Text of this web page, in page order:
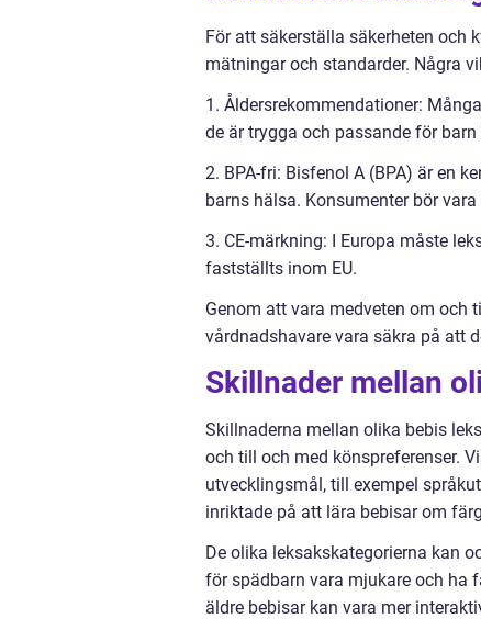
För att säkerställa säkerheten och
mätningar och standarder. Några
1. Åldersrekommendationer:
de är trygga och passande för
2. BPA-fri: Bisfenol A (BPA) är en
barns hälsa. Konsumenter bör
3. CE-märkning: I Europa måste
fastställts inom EU.
Genom att vara medveten om
vårdnadshavare vara säkra på att
Skillnader mellan
Skillnaderna mellan olika bebis
och till och med könspreferenser.
utvecklingsmål, till exempel
inriktade på att lära bebisar om
De olika leksakskategorierna kan
för spädbarn vara mjukare och ha
äldre bebisar kan vara mer